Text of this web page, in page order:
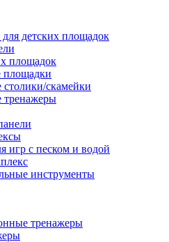
детских площадок
площадок
площадки
скамейки
тренажеры
игр с песком и водой
инструменты
тренажеры